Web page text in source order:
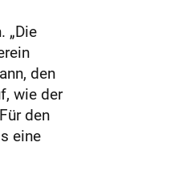
„Die
den
wie der
den
eine